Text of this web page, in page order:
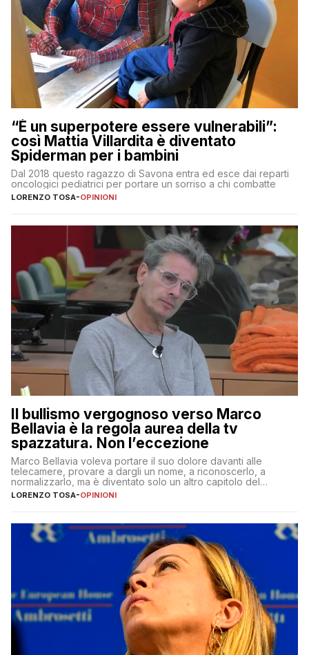
“È un superpotere essere vulnerabili”:
così Mattia Villardita è diventato
Spiderman per i bambini
Dal 2018 questo ragazzo di Savona entra ed esce dai reparti
oncologici pediatrici per portare un sorriso a chi combatte
LORENZO TOSA-OPINIONI
Il bullismo vergognoso verso Marco
Bellavia è la regola aurea della tv
spazzatura. Non l’eccezione
Marco Bellavia voleva portare il suo dolore davanti alle
telecamere, provare a dargli un nome, a riconoscerlo, a
normalizzarlo, ma è diventato solo un altro capitolo del
copione
LORENZO TOSA-OPINIONI